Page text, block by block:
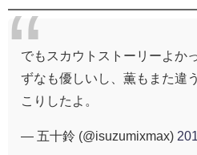
でもスカウトストーリーよか
ずなも優しいし、薫もまた違
こりしたよ。
— 五十鈴 (@isuzumixmax)